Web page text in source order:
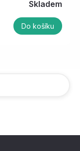
Skladem
Do košíku